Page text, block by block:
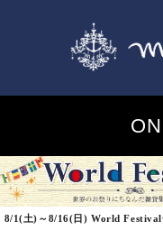
8/1(土)～8/16(日) World